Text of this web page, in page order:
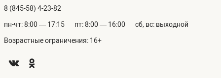
8 (845-58) 4-23-82
пн-чт: 8:00 — 17:15 пт: 8:00 — 16:00 сб, вс: выходной
Возрастные ограничения: 16+